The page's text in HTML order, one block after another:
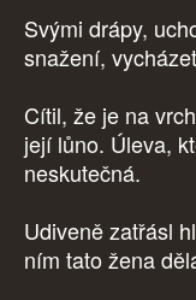
Svými drápy,
snažení,
Cítil, že je na
její lůno. Úleva,
neskutečná.
Udiveně zatřásl
ním tato žena